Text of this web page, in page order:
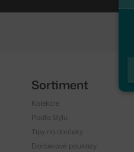
Sortiment
Kolekcie
Podľa štýlu
Tipy na darčeky
Darčekové poukazy